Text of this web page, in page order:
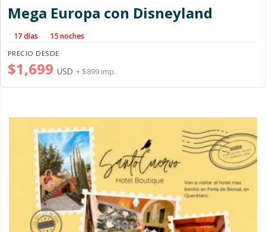
Mega Europa con Disneyland
17 días 15 noches
PRECIO DESDE
$1,699 USD + $899 imp.